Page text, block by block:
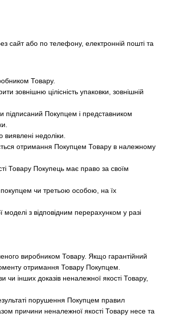
сайт або по телефону, електронній пошті та
Товару.
зовнішню цілісність упаковки, зовнішній
підписаний Покупцем і представником
недоліки.
отримання Покупцем Товару в належному
Товару Покупець має право за своїм
покупцем чи третьою особою, на їх
з відповідним перерахунком у разі
виробником Товару. Якщо гарантійний
отримання Товару Покупцем.
чи інших доказів неналежної якості Товару,
порушення Покупцем правил
причини неналежної якості Товару несе та